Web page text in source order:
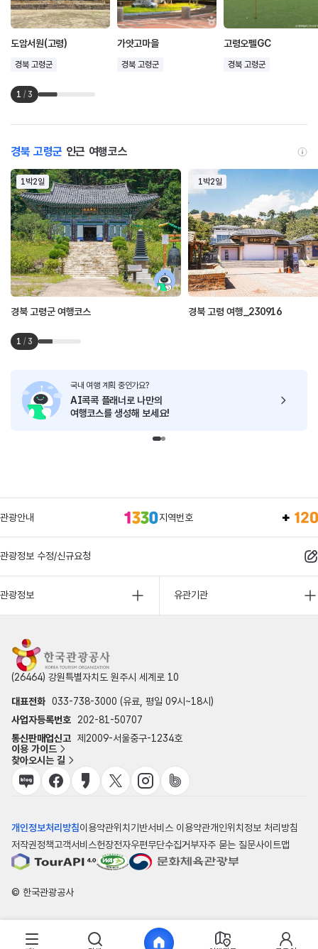
도암서원(고령)
경북 고령군
가얏고마을
경북 고령군
고령오펠GC
경북 고령군
1 / 3
경북 고령군 인근 여행코스
1박2일
경북 고령군 여행코스
1박2일
경북 고령 여행_230916
1 / 3
국내 여행 계획 중인가요?
AI콕콕 플래너로 나만의
여행코스를 생성해 보세요!
관광안내 지역번호
관광정보 수정/신규요청
관광정보 유관기관
(26464) 강원특별자치도 원주시 세계로 10
대표전화 033-738-3000 (유료, 평일 09시~18시)
사업자등록번호
202-81-50707
통신판매업신고 제2009-서울중구-1234호
이용 가이드
찾아오시는 길
개인정보처리방침이용약관위치기반서비스 이용약관개인위치정보 처리방침
저작권정책고객서비스헌장전자우편무단수집거부자주 묻는 질문사이트맵
© 한국관광공사